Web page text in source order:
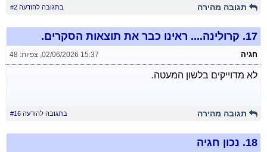
תגובה מהירה בתגובה להודעה #2
17. קרולינה.... ראינו כבר את תוצאות הסקרים.
חגיה 02/06/2026 15:37
, צפיות: 48
לא מדוייקים בלשון המעטה.
תגובה מהירה בתגובה להודעה #16
18. נכון חגיה